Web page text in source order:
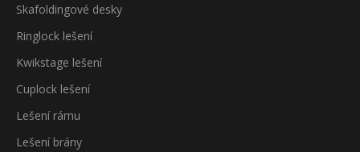
Skafoldingové desky
Ringlock lešení
Kwikstage lešení
Cuplock lešení
Lešení rámu
Lešení brány